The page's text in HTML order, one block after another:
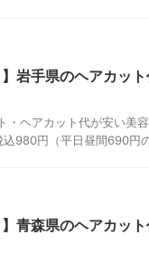
岩手県のヘアカッ
・ヘアカット代が安い美
込980円（平日昼間690円
青森県のヘアカッ